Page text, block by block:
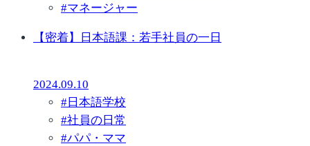
#マネージャー
【密着】日本語課：若手社員の一日
2024.09.10
# 日本語学校
#社員の日常
#パパ・ママ